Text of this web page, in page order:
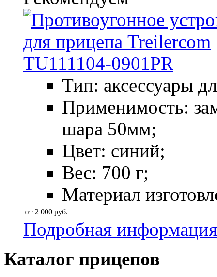
Тип: аксессуары
Применимость:
шара 50мм;
Цвет: синий;
Вес: 700 г;
Материал
от 2 000 руб.
Подробная информация
Каталог прицепов